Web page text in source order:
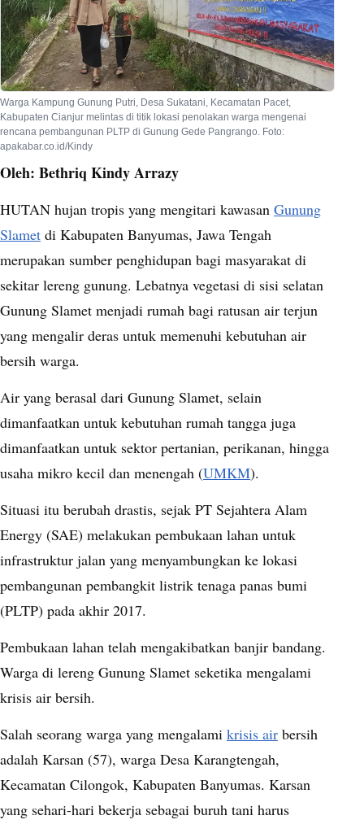
Warga Kampung Gunung Putri, Desa Sukatani, Kecamatan Pacet,
Kabupaten Cianjur melintas di titik lokasi penolakan warga mengenai
rencana pembangunan PLTP di Gunung Gede Pangrango. Foto:
apakabar.co.id/Kindy
Oleh: Bethriq Kindy Arrazy
HUTAN hujan tropis yang mengitari kawasan Gunung
Slamet di Kabupaten Banyumas, Jawa Tengah
merupakan sumber penghidupan bagi masyarakat di
sekitar lereng gunung. Lebatnya vegetasi di sisi selatan
Gunung Slamet menjadi rumah bagi ratusan air terjun
yang mengalir deras untuk memenuhi kebutuhan air
bersih warga.
Air yang berasal dari Gunung Slamet, selain
dimanfaatkan untuk kebutuhan rumah tangga juga
dimanfaatkan untuk sektor pertanian, perikanan, hingga
usaha mikro kecil dan menengah (UMKM).
Situasi itu berubah drastis, sejak PT Sejahtera Alam
Energy (SAE) melakukan pembukaan lahan untuk
infrastruktur jalan yang menyambungkan ke lokasi
pembangunan pembangkit listrik tenaga panas bumi
(PLTP) pada akhir 2017.
Pembukaan lahan telah mengakibatkan banjir bandang.
Warga di lereng Gunung Slamet seketika mengalami
krisis air bersih.
Salah seorang warga yang mengalami krisis air bersih
adalah Karsan (57), warga Desa Karangtengah,
Kecamatan Cilongok, Kabupaten Banyumas. Karsan
yang sehari-hari bekerja sebagai buruh tani harus